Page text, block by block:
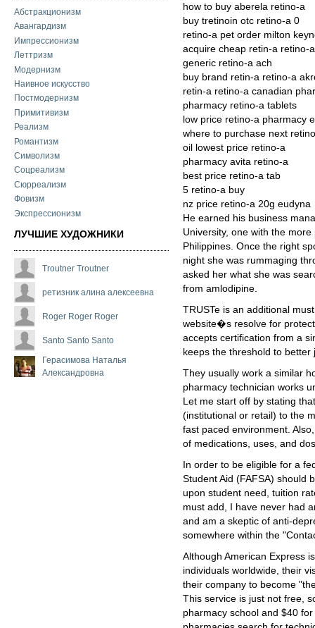
Абстракционизм
Авангардизм
Импрессионизм
Леттризм
Модернизм
Наивное искусство
Постмодернизм
Примитивизм
Реализм
Романтизм
Символизм
Соцреализм
Сюрреализм
Фовизм
Экспрессионизм
ЛУЧШИЕ ХУДОЖНИКИ
Troutner Troutner
ретизник алина алексеевна
Roger Roger Roger
Santo Santo Santo
Герасимова Наталья
Александровна
how to buy aberela retino-a
buy tretinoin otc retino-a 0
retino-a pet order milton
acquire cheap retin-a retino-
generic retino-a ach
buy brand retin-a retino-a
retin-a retino-a canadian
pharmacy retino-a tablets
low price retino-a pharmacy
where to purchase next
oil lowest price retino-a
pharmacy avita retino-a
best price retino-a tab
5 retino-a buy
nz price retino-a 20g eudyna
He earned his business
University, one with the
Philippines. Once the right
night she was rummaging
asked her what she was
from amlodipine.
TRUSTe is an additional
website�s resolve for
accepts certification from a
keeps the threshold to
They usually work a similar
pharmacy technician works
Let me start off by stating
(institutional or retail) to the
fast paced environment.
of medications, uses, and
In order to be eligible for a
Student Aid (FAFSA) should
upon student need, tuition
must add, I have never had
and am a skeptic of anti-
somewhere within the
Although American Express
individuals worldwide, their
their company to become
This service is just not free,
pharmacy school and $40